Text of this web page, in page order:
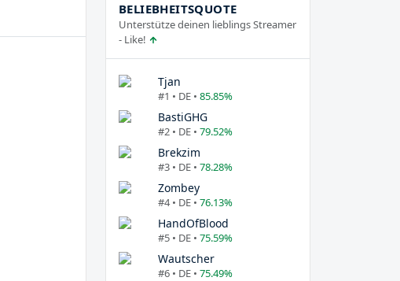
BELIEBHEITSQUOTE
Unterstütze deinen lieblings Streamer
- Like!
Tjan
#1 • DE • 85.85%
BastiGHG
#2 • DE • 79.52%
Brekzim
#3 • DE • 78.28%
Zombey
#4 • DE • 76.13%
HandOfBlood
#5 • DE • 75.59%
Wautscher
#6 • DE • 75.49%